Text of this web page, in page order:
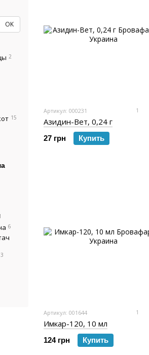
Артикул: 000231 1
Азидин-Вет, 0,24 г
27 грн Купить
Артикул: 001644 1
Имкар-120, 10 мл
124 грн Купить
OK
2
15
6
3